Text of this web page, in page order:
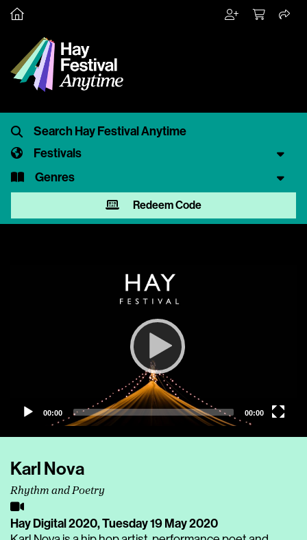
Festivals
Genres
Redeem Code
00:00 00:00
Karl Nova
Rhythm and Poetry
Hay Digital 2020,Tuesday 19 May 2020